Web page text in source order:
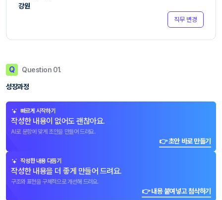
강원
직무 변경
Q Question 01.
성장과정
빠르게 시작하기
작성한 내용이 없어도 괜찮아요.
AI로 문항에 맞게 초안을 만들어 드려요.
👉 초안 바로 만들기
작성한 내용 다듬기
작성한 내용을 더 좋게 만들어 드려요.
구조와 표현을 구체적으로 개선해 드려요.
👉 내용 붙여넣고 첨삭하기